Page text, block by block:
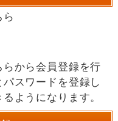
ら
から会員登録を行
スワードを登録し
ようになります。